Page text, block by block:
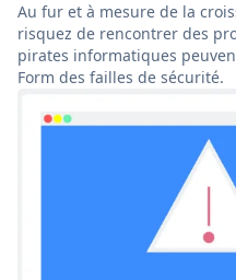
Au fur et à mesure de la
risquez de rencontrer des
pirates informatiques
Form des failles de sécurité.